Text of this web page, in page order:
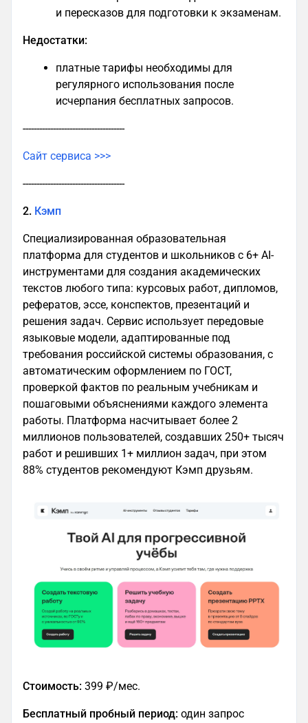
и пересказов для подготовки к экзаменам.
Недостатки:
платные тарифы необходимы для
регулярного использования после
исчерпания бесплатных запросов.
-------------------------------------
Сайт сервиса >>>
-------------------------------------
2. Кэмп
Специализированная образовательная
платформа для студентов и школьников с 6+ AI-
инструментами для создания академических
текстов любого типа: курсовых работ, дипломов,
рефератов, эссе, конспектов, презентаций и
решения задач. Сервис использует передовые
языковые модели, адаптированные под
требования российской системы образования, с
автоматическим оформлением по ГОСТ,
проверкой фактов по реальным учебникам и
пошаговыми объяснениями каждого элемента
работы. Платформа насчитывает более 2
миллионов пользователей, создавших 250+ тысяч
работ и решивших 1+ миллион задач, при этом
88% студентов рекомендуют Кэмп друзьям.
Стоимость: 399 ₽/мес.
Бесплатный пробный период: один запрос